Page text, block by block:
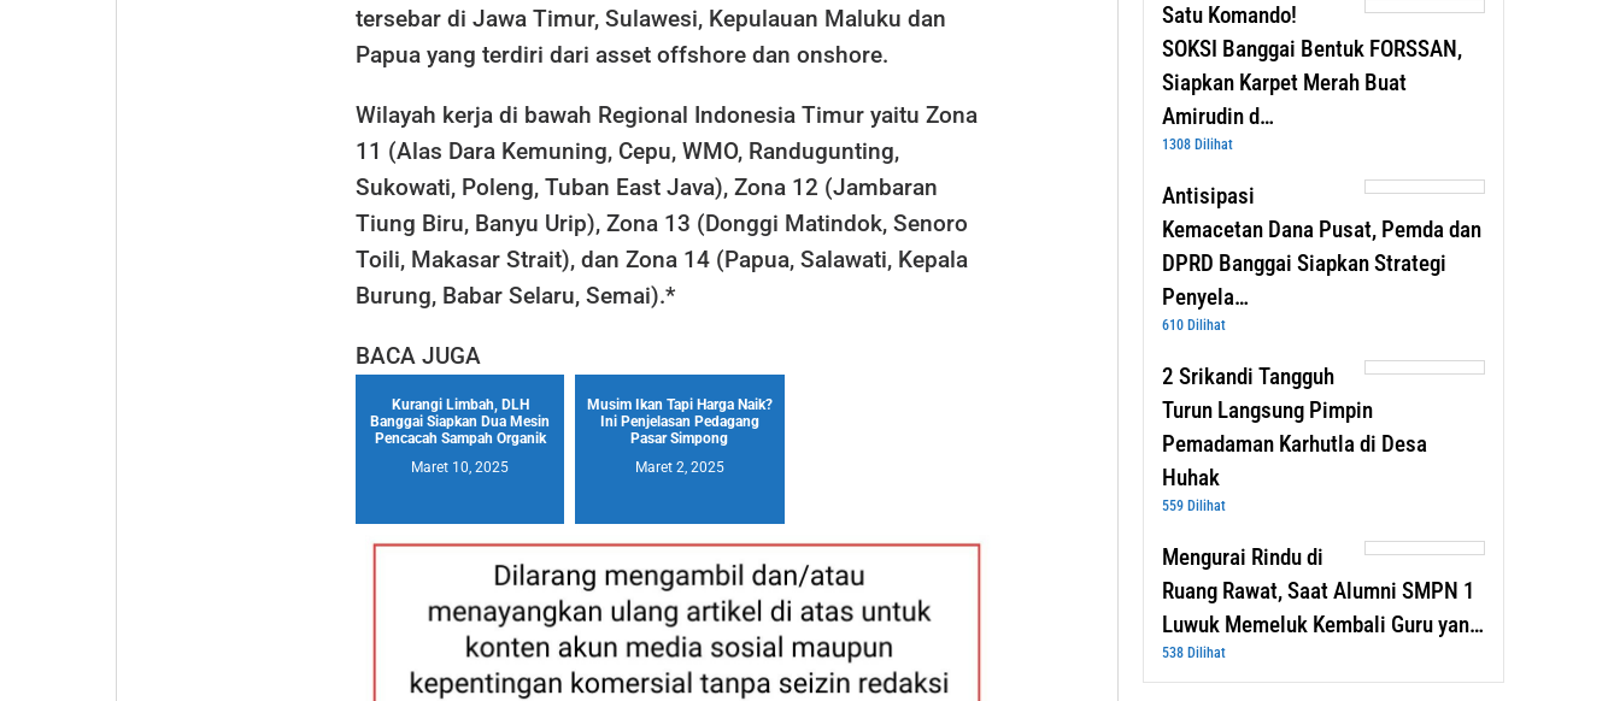
tersebar di Jawa Timur, Sulawesi, Kepulauan Maluku dan
Papua yang terdiri dari asset offshore dan onshore.
Wilayah kerja di bawah Regional Indonesia Timur yaitu Zona
11 (Alas Dara Kemuning, Cepu, WMO, Randugunting,
Sukowati, Poleng, Tuban East Java), Zona 12 (Jambaran
Tiung Biru, Banyu Urip), Zona 13 (Donggi Matindok, Senoro
Toili, Makasar Strait), dan Zona 14 (Papua, Salawati, Kepala
Burung, Babar Selaru, Semai).*
BACA JUGA
Kurangi Limbah, DLH
Banggai Siapkan Dua Mesin
Pencacah Sampah Organik
Maret 10, 2025
Musim Ikan Tapi Harga Naik?
Ini Penjelasan Pedagang
Pasar Simpong
Maret 2, 2025
Satu Komando!
SOKSI Banggai Bentuk FORSSAN,
Siapkan Karpet Merah Buat
Amirudin d…
1308 Dilihat
Antisipasi
Kemacetan Dana Pusat, Pemda dan
DPRD Banggai Siapkan Strategi
Penyela…
610 Dilihat
2 Srikandi Tangguh
Turun Langsung Pimpin
Pemadaman Karhutla di Desa
Huhak
559 Dilihat
Mengurai Rindu di
Ruang Rawat, Saat Alumni SMPN 1
Luwuk Memeluk Kembali Guru yan…
538 Dilihat